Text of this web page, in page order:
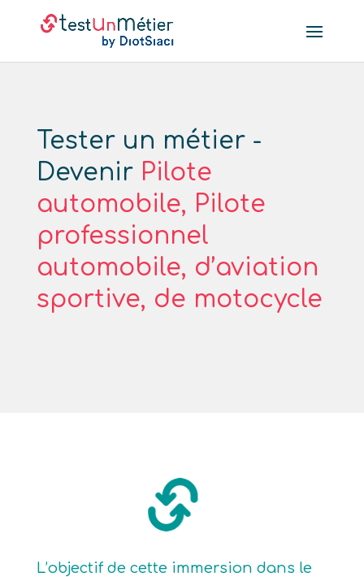
Tester un métier -
Devenir Pilote
automobile, Pilote
professionnel
automobile, d’aviation
sportive, de motocycle
L’objectif de cette immersion dans le